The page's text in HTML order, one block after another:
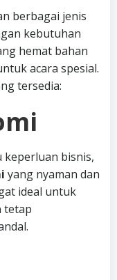
berbagai jenis
kebutuhan
hemat bahan
acara spesial.
tersedia:
bisnis,
yang nyaman dan
ideal untuk
tetap